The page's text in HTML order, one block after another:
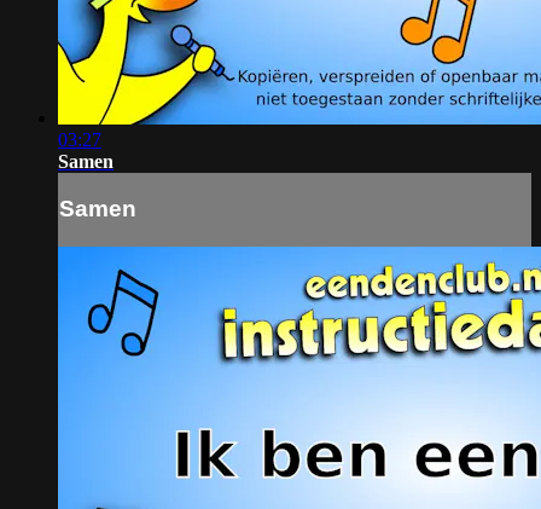
03:27
Samen
Samen